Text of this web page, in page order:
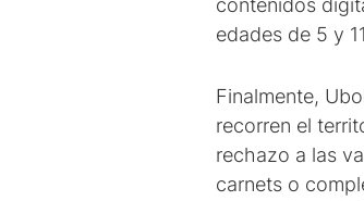
contenidos
edades de 5 y
Finalmente,
recorren el
rechazo a las
carnets o